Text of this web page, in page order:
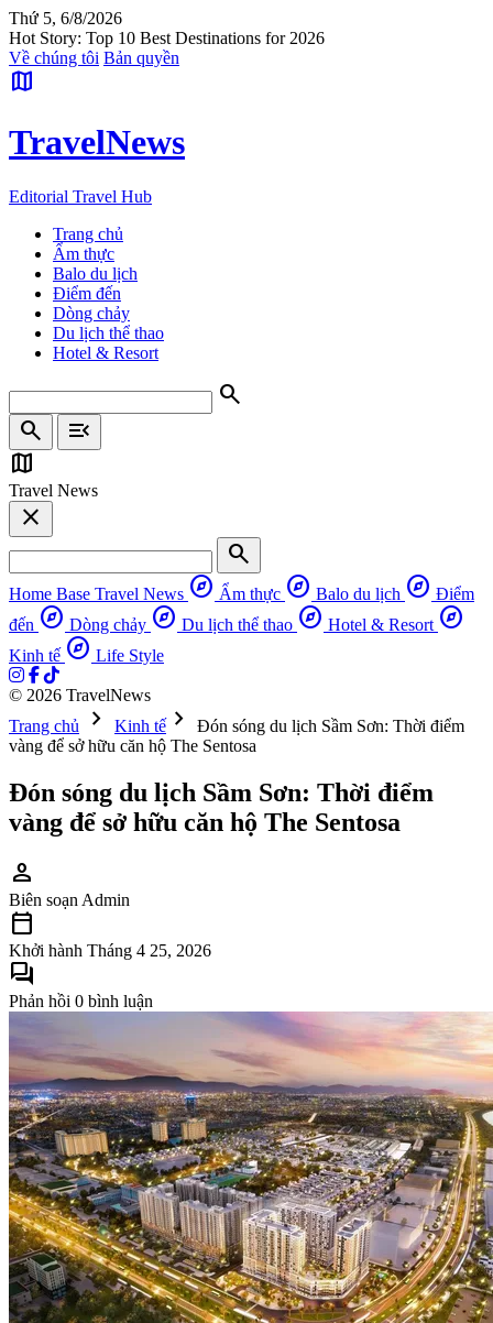
Thứ 5, 6/8/2026
Hot Story: Top 10 Best Destinations for 2026
Về chúng tôi Bản quyền
map
TravelNews
Editorial Travel Hub
Trang chủ
Ẩm thực
Balo du lịch
Điểm đến
Dòng chảy
Du lịch thể thao
Hotel & Resort
search
search
menu_open
map
Travel News
close
search
Home Base Travel News explore Ẩm thực explore Balo du lịch explore Điểm
đến explore Dòng chảy explore Du lịch thể thao explore Hotel & Resort explore
Kinh tế explore Life Style
© 2026 TravelNews
Trang chủ
chevron_right Kinh tếchevron_right
Đón sóng du lịch Sầm Sơn: Thời điểm
vàng để sở hữu căn hộ The Sentosa
Đón sóng du lịch Sầm Sơn: Thời điểm
vàng để sở hữu căn hộ The Sentosa
person
Biên soạn Admin
calendar_today
Khởi hành Tháng 4 25, 2026
forum
Phản hồi 0 bình luận